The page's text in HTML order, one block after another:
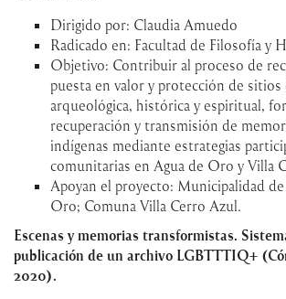
Dirigido por: Claudia Amuedo
Radicado en: Facultad de Filosofía y
Objetivo: Contribuir al proceso de
puesta en valor y protección de
arqueológica, histórica y espiritual,
recuperación y transmisión de
indígenas mediante estrategias
comunitarias en Agua de Oro y Villa
Apoyan el proyecto: Municipalidad de
Oro; Comuna Villa Cerro Azul.
Escenas y memorias transformistas.
publicación de un archivo LGBTTTIQ+
2020).